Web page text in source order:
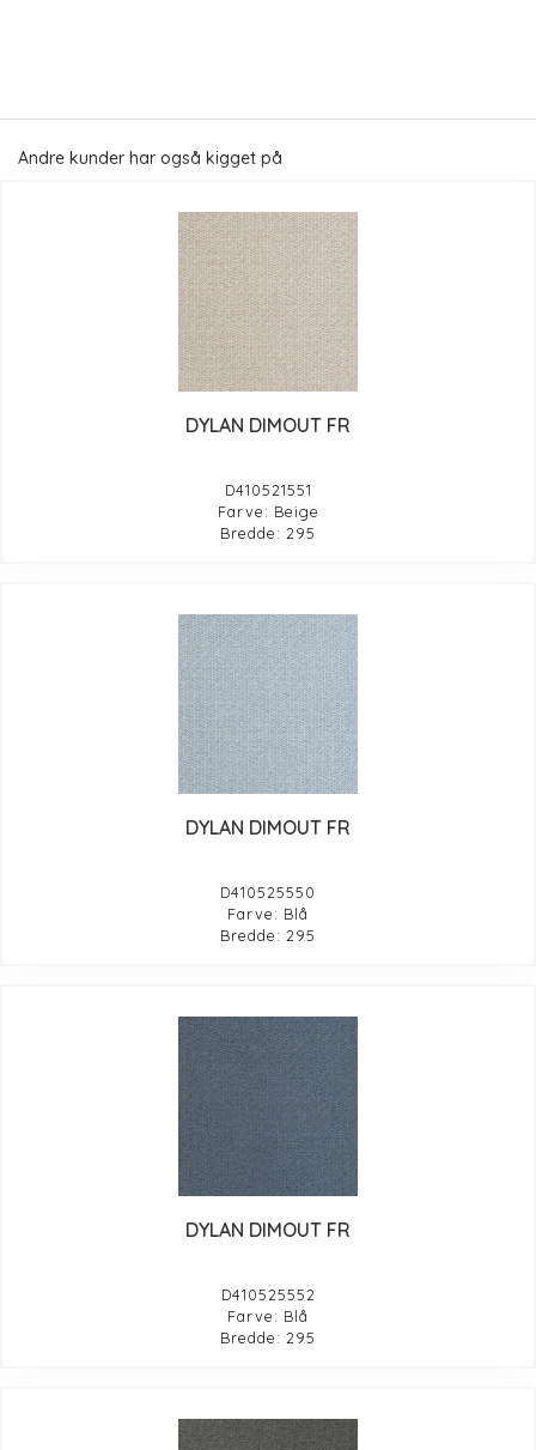
Andre kunder har også kigget på
DYLAN DIMOUT FR
D410521551
Farve: Beige
Bredde: 295
DYLAN DIMOUT FR
D410525550
Farve: Blå
Bredde: 295
DYLAN DIMOUT FR
D410525552
Farve: Blå
Bredde: 295